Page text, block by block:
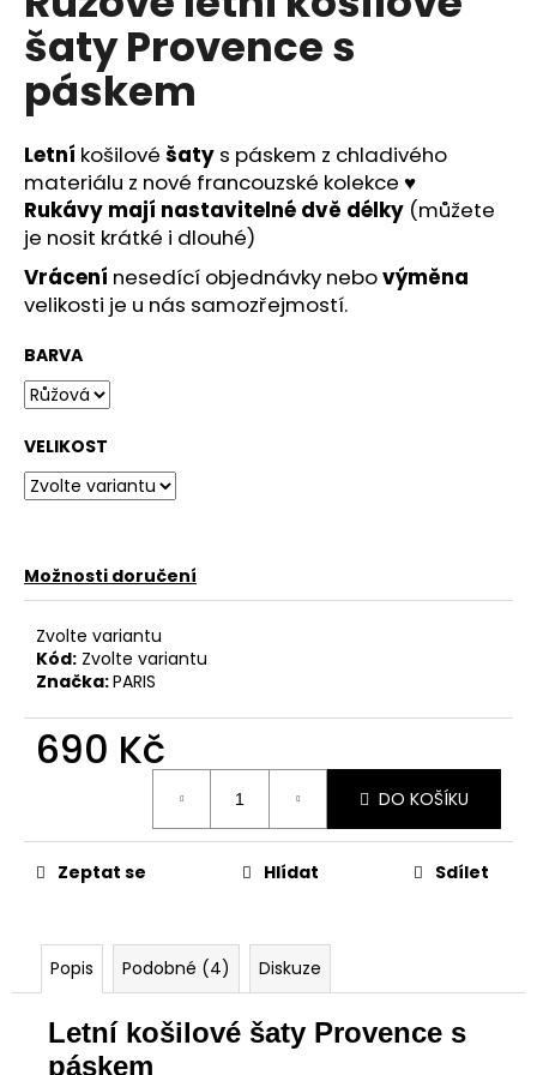
šaty Provence s
páskem
Letní košilové šaty s páskem z chladivého
materiálu z nové francouzské kolekce ♥
Rukávy mají nastavitelné dvě délky (můžete
je nosit krátké i dlouhé)
Vrácení nesedící objednávky nebovýměna
velikosti je u nás samozřejmostí.
BARVA
VELIKOST
Možnosti doručení
Zvolte variantu
Kód: Zvolte variantu
Značka:PARIS
690 Kč
DO KOŠÍKU
Zeptat se Hlídat Sdílet
Popis Podobné (4) Diskuze
Letní košilové šaty Provence s
páskem
u
j
e
m
DLOUHÉ
SPOLEČENSKÉ
ŽLUTÉ
ŠATY
INGRID
NA
I
PLESY
2
Kč